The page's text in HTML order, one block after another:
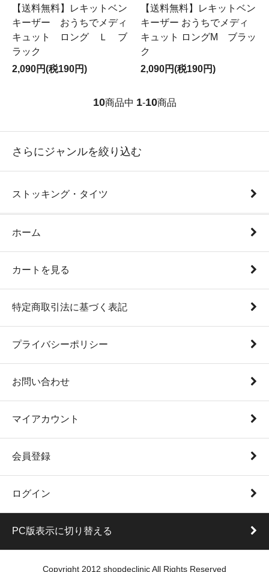
【送料無料】レキットベン
キーザー おうちでメディ
キュット ロング Ｌ ブ
ラック
2,090円(税190円)
【送料無料】レキットベン
キーザー おうちでメディ
キュット ロングM ブラッ
ク
2,090円(税190円)
10商品中 1-10商品
さらにジャンルを絞り込む
ストッキング・タイツ
ホーム
カートを見る
特定商取引法に基づく表記
プライバシーポリシー
お問い合わせ
マイアカウント
会員登録
ログイン
PC版表示に切り替える
Copyright 2012 shopdeclinic All Rights Reserved